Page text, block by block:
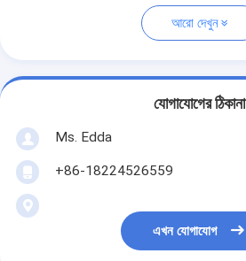
আরো দেখুন
যোগাযোগের ঠিকানা
Ms. Edda
+86-18224526559
এখন যোগাযোগ